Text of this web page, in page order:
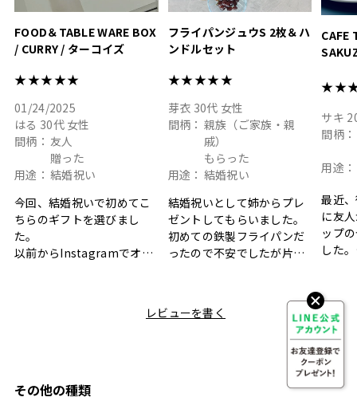
FOOD＆TABLE WARE BOX
/ CURRY / ターコイズ
★★★★★
01/24/2025
はる 30代 女性
間柄： 友人
贈った
用途： 結婚祝い
今回、結婚祝いで初めてこ
ちらのギフトを選びまし
た。
以前からInstagramでオシ
と大好きなカレーのセット
ちらも大変気に入ったと写
フライパンジュウS 2枚＆ハ
ンドルセット
★★★★★
芽衣 30代 女性
間柄： 親族（ご家族・親
戚）
もらった
用途： 結婚祝い
結婚祝いとして姉からプレ
ゼントしてもらいました。
初めての鉄製フライパンだ
ったので不安でしたが片手
として食卓に出せるのも便
利です。洗い物も減って一
メッセージカードで姉から
のメッセージに少しうるっ
ときてしまいました。姉の
CAFE
サキ
間柄：
用途：
最近
に友
ップ
した。
しい
も親
夫婦
ーク
休憩
のが
レビューを書く
その他の種類